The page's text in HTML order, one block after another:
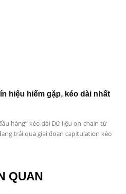
hiệu hiếm gặp, kéo dài nhất
hàng” kéo dài Dữ liệu on-chain từ
trải qua giai đoạn capitulation kéo
QUAN